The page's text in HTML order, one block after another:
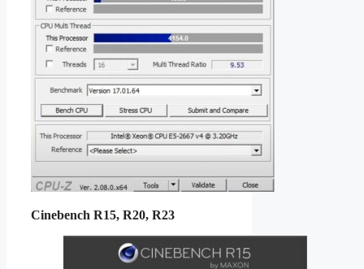
Cinebench R15, R20, R23